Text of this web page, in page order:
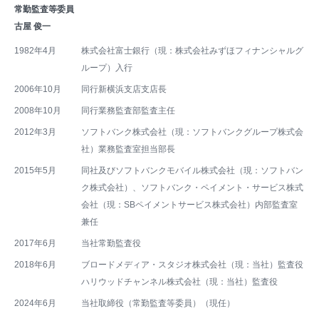
常勤監査等委員
古屋 俊一
1982年4月
株式会社富士銀行（現：株式会社みずほフィナンシャルグ
ループ）入行
2006年10月 同行新横浜支店支店長
2008年10月 同行業務監査部監査主任
2012年3月
ソフトバンク株式会社（現：ソフトバンクグループ株式会
社）業務監査室担当部長
2015年5月
同社及びソフトバンクモバイル株式会社（現：ソフトバン
ク株式会社）、ソフトバンク・ペイメント・サービス株式
会社（現：SBペイメントサービス株式会社）内部監査室
兼任
2017年6月 当社常勤監査役
2018年6月
ブロードメディア・スタジオ株式会社（現：当社）監査役
ハリウッドチャンネル株式会社（現：当社）監査役
2024年6月 当社取締役（常勤監査等委員）（現任）